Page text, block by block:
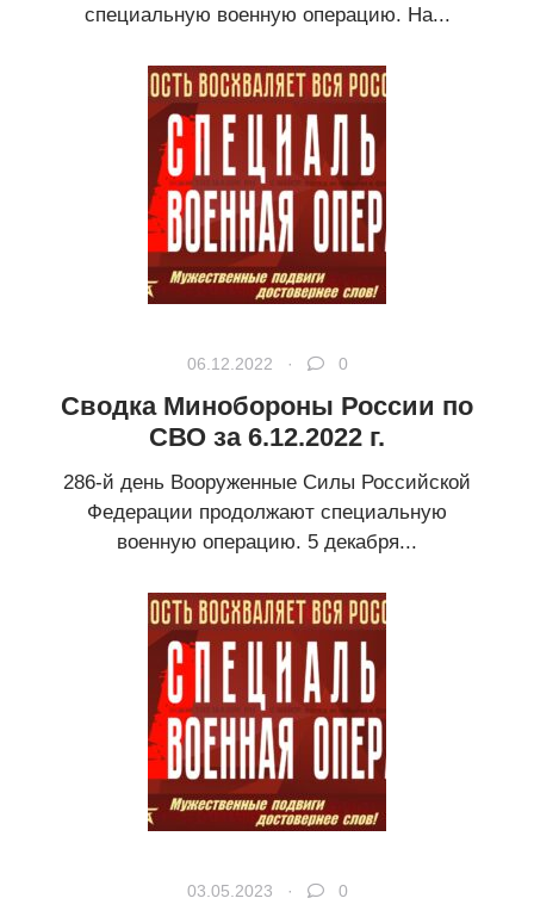
специальную военную операцию. На...
06.12.2022 · 0
Сводка Минобороны России по
СВО за 6.12.2022 г.
286-й день Вооруженные Силы Российской
Федерации продолжают специальную
военную операцию. 5 декабря...
03.05.2023 · 0